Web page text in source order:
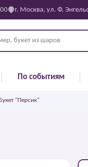
г. Москва, ул. Ф.
По событиям
Букет "Персик"